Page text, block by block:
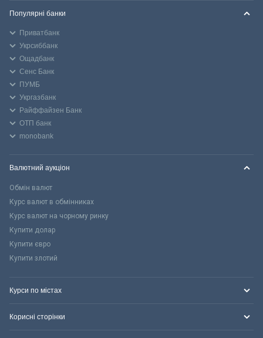
Популярні банки
Приватбанк
Укрсиббанк
Ощадбанк
Сенс Банк
ПУМБ
Укргазбанк
Райффайзен Банк
ОТП банк
monobank
Валютний аукціон
Обмін валют
Курс валют в обмінниках
Курс валют на чорному ринку
Купити долар
Купити євро
Купити злотий
Курси по містах
Корисні сторінки